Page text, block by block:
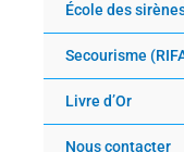
École des
Secourisme
Livre d’Or
Nous contacter